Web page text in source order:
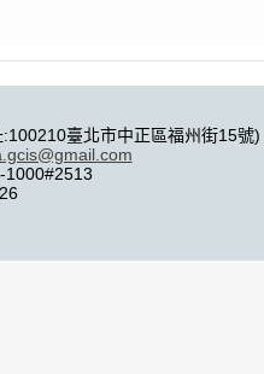
臺北市中正區福州街15號)
1000#2513